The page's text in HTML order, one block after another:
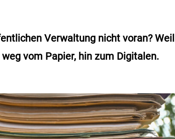
Verwaltung nicht voran? Weil
vom Papier, hin zum Digitalen.